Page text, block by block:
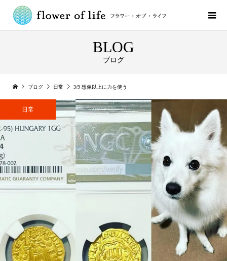
BLOG
ブログ
ブログ 日常 3/9 想像以上に力を使う
日常